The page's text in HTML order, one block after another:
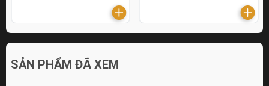
SẢN PHẨM ĐÃ XEM